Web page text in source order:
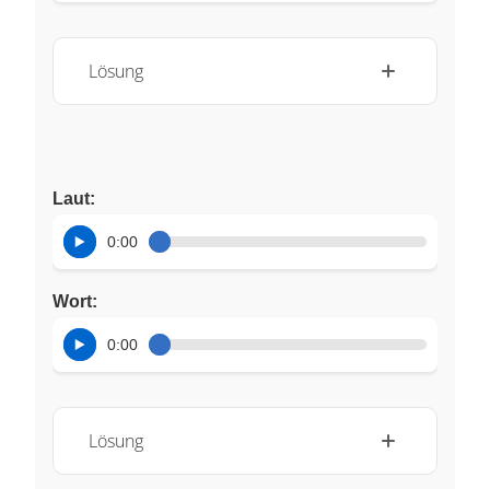
Lösung
Laut:
0:00
Wort:
0:00
Lösung